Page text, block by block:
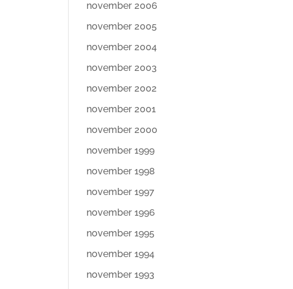
november 2006
november 2005
november 2004
november 2003
november 2002
november 2001
november 2000
november 1999
november 1998
november 1997
november 1996
november 1995
november 1994
november 1993